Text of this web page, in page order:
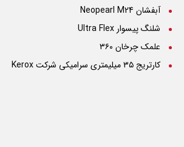
آبفشان Neopearl M24
شلنگ پیسوار Ultra Flex
علمک چرخان ۳۶۰
کارتریج ۳۵ میلیمتری سرامیکی شرکت Kerox